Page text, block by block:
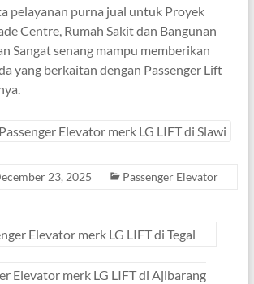
pelayanan purna jual untuk Proyek
Centre, Rumah Sakit dan Bangunan
Sangat senang mampu memberikan
yang berkaitan dengan Passenger Lift
Elevator merk LG LIFT di Slawi
23, 2025 Passenger Elevator
Elevator merk LG LIFT di Tegal
Elevator merk LG LIFT di Ajibarang